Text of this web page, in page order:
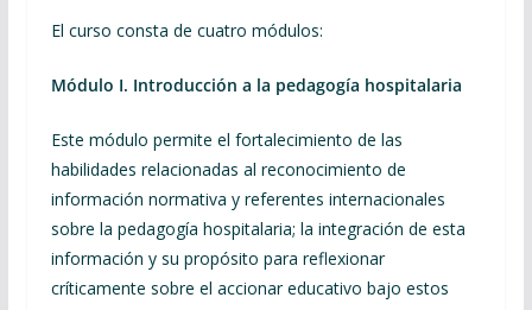
El curso consta de cuatro módulos:
Módulo I. Introducción a la pedagogía hospitalaria
Este módulo permite el fortalecimiento de las
habilidades relacionadas al reconocimiento de
información normativa y referentes internacionales
sobre la pedagogía hospitalaria; la integración de esta
información y su propósito para reflexionar
críticamente sobre el accionar educativo bajo estos